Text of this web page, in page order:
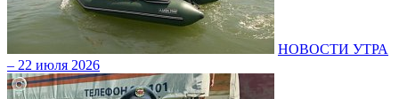
НОВОСТИ УТРА
– 22 июля 2026